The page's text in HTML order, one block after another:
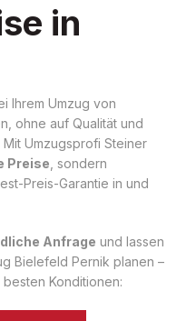
in
Ihrem Umzug von
ohne auf Qualität und
Umzugsprofi Steiner
Preise , sondern
Preis-Garantie in und
Anfrage und lassen
Bielefeld Pernik planen –
Konditionen: